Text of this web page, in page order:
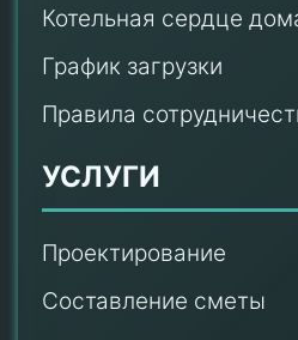
Котельная сердце
График загрузки
Правила
УСЛУГИ
Проектирование
Составление сметы